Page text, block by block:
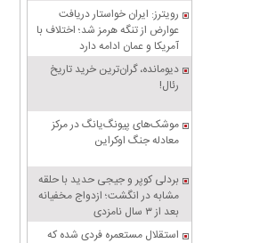
تنبیه متجاوز
رویترز: ایران خواستار دریافت
عوارض از تنگه هرمز شد؛ اختلاف با
آمریکا و عمان ادامه دارد
دیومانده، گران‌ترین خرید تاریخ
رئال!
موشک‌های پیونگ‌یانگ در مرکز
معادله جنگ اوکراین
بردلی کوپر و جیجی حدید با حلقه‌
مشابه در انگشت؛ ازدواج مخفیانه
بعد از ۳ سال نامزدی
استقلال مستعمره فردی شده که